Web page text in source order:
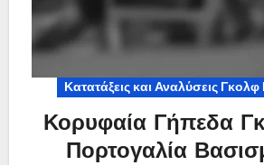
Κατατάξεις και Αναλύσεις
Κορυφαία Γήπεδα
Πορτογαλία